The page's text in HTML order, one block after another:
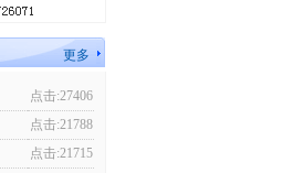
更多
点击:27406
点击:21788
点击:21715